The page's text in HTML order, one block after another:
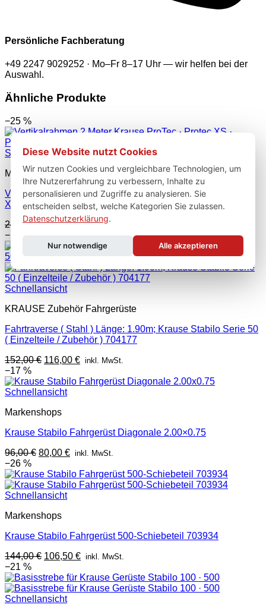
Persönliche Fachberatung
+49 2247 9029252 · Mo–Fr 8–17 Uhr — wir helfen bei der
Auswahl.
Ähnliche Produkte
−25 %
Schnellansicht
Markenshops
Vertikalrahmen 2 Meter Krause ProTec | Protec XS | Protec
XS-P
242,00€Ursprünglicher
war:
182,00€Aktueller
ist:
inkl. MwSt.
−24 %
Schnellansicht
KRAUSE Zubehör Fahrgerüste
Fahrtraverse ( Stahl ) Länge: 1.90m; Krause Stabilo Serie 50
( Einzelteile / Zubehör ) 704177
152,00€ Ursprünglicher
war:
152,00 €
116,00 €Aktueller
ist:
inkl. MwSt.
−17 %
Schnellansicht
Markenshops
Krause Stabilo Fahrgerüst Diagonale 2.00×0.75
96,00€ Ursprünglicher
war:
96,00 €
80,00 €Aktueller
ist:
80,00 €.
inkl. MwSt.
−26 %
Schnellansicht
Markenshops
Krause Stabilo Fahrgerüst 500-Schiebeteil 703934
144,00€ Ursprünglicher
war:
144,00 €
106,50 €Aktueller
ist:
106,50 €.
inkl. MwSt.
−21 %
Schnellansicht
Diese Website nutzt Cookies
Wir nutzen Cookies und vergleichbare Technologien, um
Ihre Nutzererfahrung zu verbessern, Inhalte zu
personalisieren und Zugriffe zu analysieren. Sie
entscheiden selbst, welche Kategorien Sie zulassen.
Datenschutzerklärung.
Nur notwendige Alle akzeptieren